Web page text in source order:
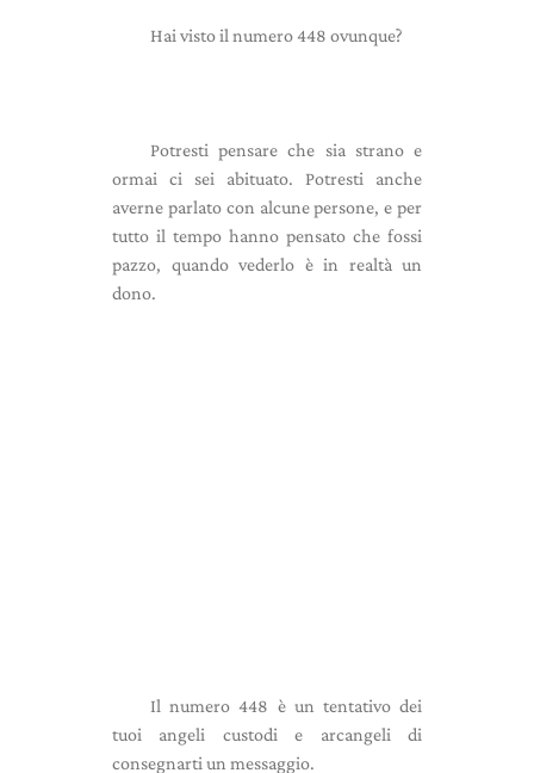
Hai visto il numero 448 ovunque?
Potresti pensare che sia strano e
ormai ci sei abituato. Potresti anche
averne parlato con alcune persone, e per
tutto il tempo hanno pensato che fossi
pazzo, quando vederlo è in realtà un
dono.
Il numero 448 è un tentativo dei
tuoi angeli custodi e arcangeli di
consegnarti un messaggio.